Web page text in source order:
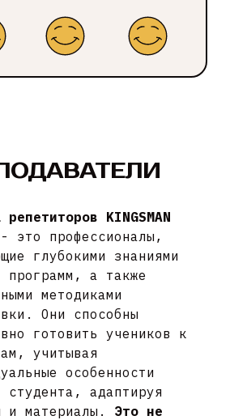
репетиторов KINGSMAN
- это профессионалы,
глубокими знаниями
программ, а также
методиками
Они способны
готовить учеников к
учитывая
особенности
студента, адаптируя
и материалы. Это не